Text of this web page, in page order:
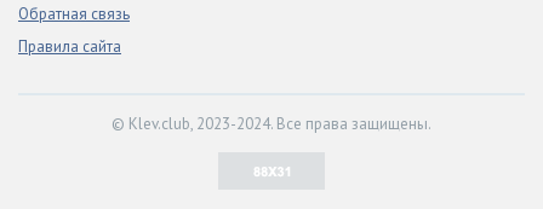
Обратная связь
Правила сайта
© Klev.club, 2023-2024. Все права защищены.